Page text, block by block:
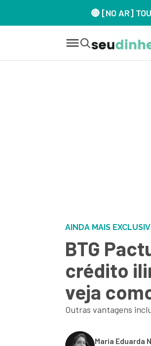
🔴 [NO AR]
AINDA MAIS
BTG
crédito
veja
Outras vantagens
Maria Eduarda